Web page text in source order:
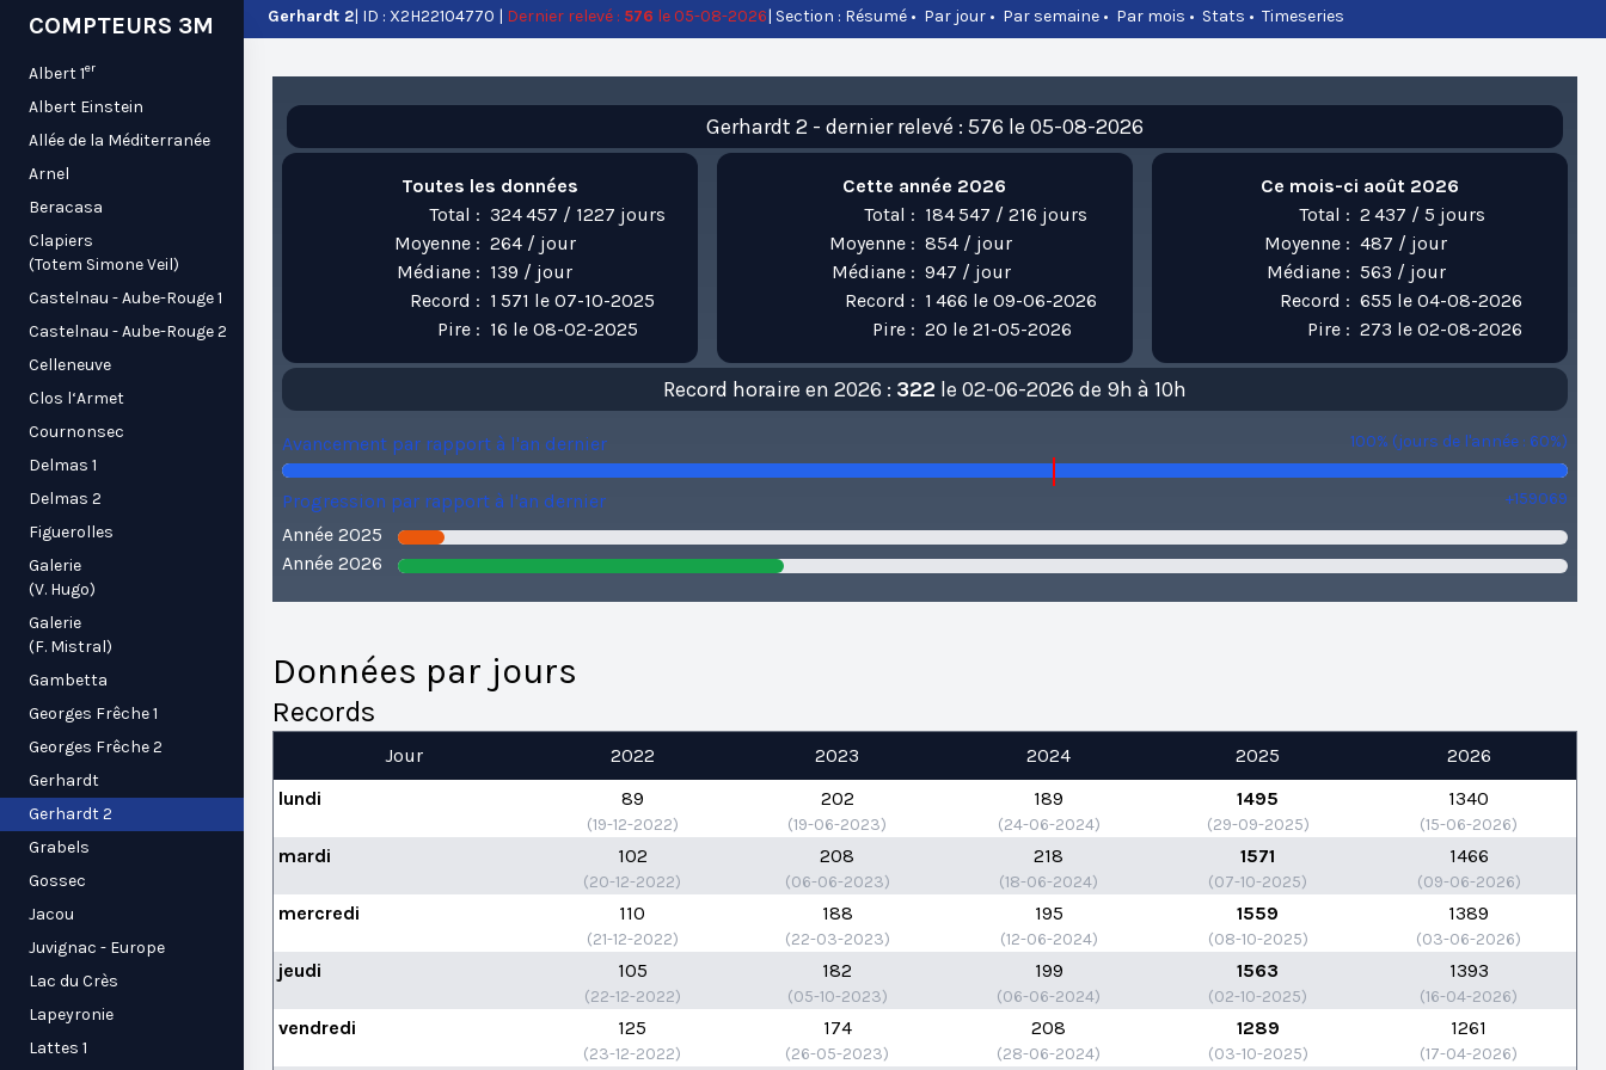
COMPTEURS 3M
Albert 1er
Albert Einstein
Allée de la Méditerranée
Arnel
Beracasa
Clapiers
(Totem Simone Veil)
Castelnau - Aube-Rouge 1
Castelnau - Aube-Rouge 2
Celleneuve
Clos l‘Armet
Cournonsec
Delmas 1
Delmas 2
Figuerolles
Galerie
(V. Hugo)
Galerie
(F. Mistral)
Gambetta
Georges Frêche 1
Georges Frêche 2
Gerhardt
Gerhardt 2
Grabels
Gossec
Jacou
Juvignac - Europe
Lac du Crès
Lapeyronie
Lattes 1
Gerhardt 2| ID : X2H22104770 | Dernier relevé : 576 le 05-08-2026| Section : Résumé• Par jour• Par semaine• Par mois • Stats • Timeseries
Gerhardt 2 - dernier relevé : 576 le 05-08-2026
Toutes les données
Total : 324 457 / 1227 jours
Moyenne : 264 / jour
Médiane : 139 / jour
Record : 1 571 le 07-10-2025
Pire : 16 le 08-02-2025
Cette année 2026
Total : 184 547 / 216 jours
Moyenne : 854 / jour
Médiane : 947 / jour
Record : 1 466 le 09-06-2026
Pire : 20 le 21-05-2026
Ce mois-ci août 2026
Total : 2 437 / 5 jours
Moyenne : 487 / jour
Médiane : 563 / jour
Record : 655 le 04-08-2026
Pire : 273 le 02-08-2026
Record horaire en 2026 : 322 le 02-06-2026 de 9h à 10h
Avancement par rapport à l'an dernier 100% (jours de l'année : 60%)
Progression par rapport à l'an dernier +159069
Année 2025
Année 2026
Données par jours
Records
Jour 2022 2023 2024 2025
2026
lundi
89
(19-12-2022)
202
(19-06-2023)
189
(24-06-2024)
1495
(29-09-2025)
1340
(15-06-2026)
mardi 102
(20-12-2022)
208
(06-06-2023)
218
(18-06-2024)
1571
(07-10-2025)
1466
(09-06-2026)
mercredi 110
(21-12-2022)
188
(22-03-2023)
195
(12-06-2024)
1559
(08-10-2025)
1389
(03-06-2026)
jeudi 105
(22-12-2022)
182
(05-10-2023)
199
(06-06-2024)
1563
(02-10-2025)
1393
(16-04-2026)
vendredi 125
(23-12-2022)
174
(26-05-2023)
208
(28-06-2024)
1289
(03-10-2025)
1261
(17-04-2026)